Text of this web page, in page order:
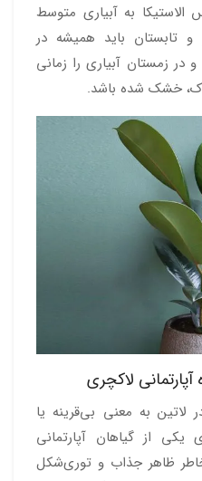
به آبیاری متوسط
و تابستان باید همیشه در
زمستان آبیاری را زمانی
خشک شده باشد.
لاتین به معنی بی‌قرینه یا
از گیاهان آپارتمانی
ظاهر جذاب و توری‌شکل